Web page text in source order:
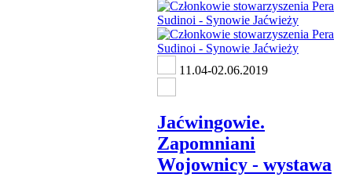
11.04-02.06.2019
Jaćwingowie.
Zapomniani
Wojownicy - wystawa